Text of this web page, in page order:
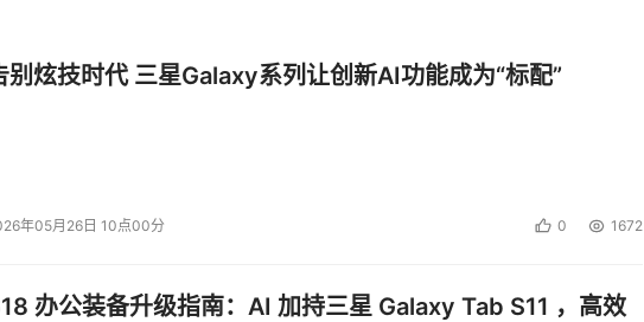
别炫技时代 三星Galaxy系列让创新AI功能成为“标配”
年05月26日 10点00分 0 1672
办公装备升级指南：AI 加持三星 Galaxy Tab S11 ，高效